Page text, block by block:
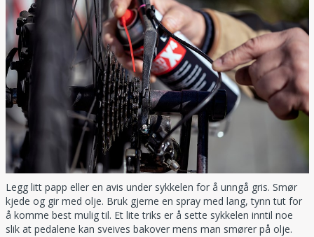
Legg litt papp eller en avis under sykkelen for å unngå gris. Smør
kjede og gir med olje. Bruk gjerne en spray med lang, tynn tut for
å komme best mulig til. Et lite triks er å sette sykkelen inntil noe
slik at pedalene kan sveives bakover mens man smører på olje.